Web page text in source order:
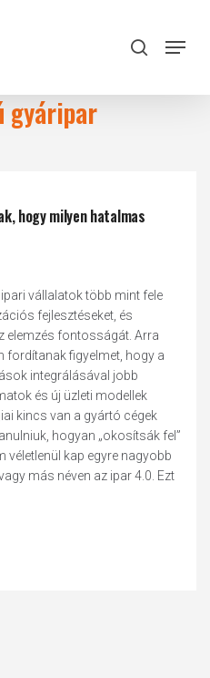
search
Menu
gyáripar
hogy milyen hatalmas
vállalatok több mint fele
fejlesztéseket, és
elemzés fontosságát. Arra
fordítanak figyelmet, hogy a
integrálásával jobb
és új üzleti modellek
kincs van a gyártó cégek
hogyan „okosítsák fel”
véletlenül kap egyre nagyobb
más néven az ipar 4.0. Ezt
Close